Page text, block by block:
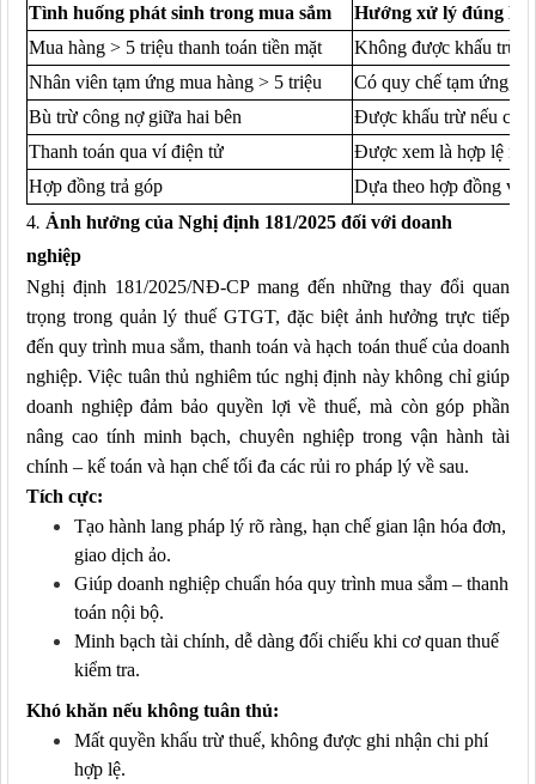
Tình huống phát sinh trong mua sắm
Hướng xử lý đúng
Mua hàng > 5 triệu thanh toán tiền mặt
Không được khấu trừ
Nhân viên tạm ứng mua hàng > 5 triệu
Có quy chế tạm ứng,
Bù trừ công nợ giữa hai bên
Được khấu trừ nếu có
Thanh toán qua ví điện tử
Được xem là hợp lệ
Hợp đồng trả góp
Dựa theo hợp đồng và
4. Ảnh hưởng của Nghị định 181/2025 đối với doanh
nghiệp
Nghị định 181/2025/NĐ-CP mang đến những thay đổi quan
trọng trong quản lý thuế GTGT, đặc biệt ảnh hưởng trực tiếp
đến quy trình mua sắm, thanh toán và hạch toán thuế của doanh
nghiệp. Việc tuân thủ nghiêm túc nghị định này không chỉ giúp
doanh nghiệp đảm bảo quyền lợi về thuế, mà còn góp phần
nâng cao tính minh bạch, chuyên nghiệp trong vận hành tài
chính – kế toán và hạn chế tối đa các rủi ro pháp lý về sau.
Tích cực:
Tạo hành lang pháp lý rõ ràng, hạn chế gian lận hóa đơn,
giao dịch ảo.
Giúp doanh nghiệp chuẩn hóa quy trình mua sắm – thanh
toán nội bộ.
Minh bạch tài chính, dễ dàng đối chiếu khi cơ quan thuế
kiểm tra.
Khó khăn nếu không tuân thủ:
Mất quyền khấu trừ thuế, không được ghi nhận chi phí
hợp lệ.